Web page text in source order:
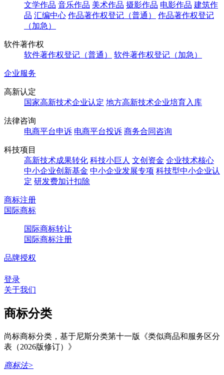
文学作品 音乐作品 美术作品 摄影作品 电影作品 建筑作
品 汇编中心 作品著作权登记（普通）
作品著作权登记
（加急）
软件著作权
软件著作权登记（普通）
软件著作权登记（加急）
企业服务
高新认定
国家高新技术企业认定 地方高新技术企业培育入库
法律咨询
电商平台申诉 电商平台投诉 商务合同咨询
科技项目
高新技术成果转化 科技小巨人 文创资金 企业技术核心
中小企业创新基金 中小企业发展专项 科技型中小企业认
定 研发费加计扣除
商标注册
国际商标
国际商标转让
国际商标注册
品牌授权
登录
关于我们
商标分类
尚标商标分类，基于尼斯分类第十一版《类似商品和服务区分
表（2026版修订）》
商标法>